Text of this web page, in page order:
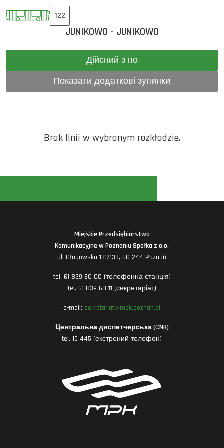
122
JUNIKOWO - JUNIKOWO
Дійсний з по
Показати додаткові зупинки
Brak linii w wybranym rozkładzie.
Miejskie Przedsiębiorstwo
Komunikacyjne w Poznaniu Spółka z o.o.
ul. Głogowska 131/133, 60-244 Poznań
tel. 61 839 60 00 (телефонна станція)
tel. 61 839 60 11 (секретаріат)
e-mail: sekretariat@mpk.poznan.pl
Центральна диспетчерська (CNR)
tel. 19 445 (екстрений телефон)